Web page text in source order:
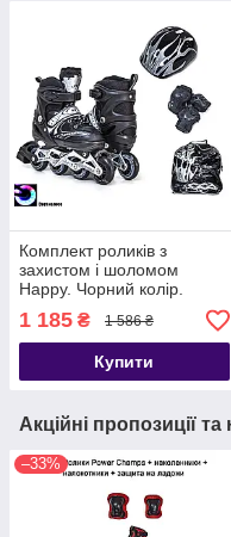
Комплект роликів з
захистом і шоломом
Happy. Чорний колір.
1 185 ₴ 1 586 ₴
Купити
Акційні пропозиції
–33%